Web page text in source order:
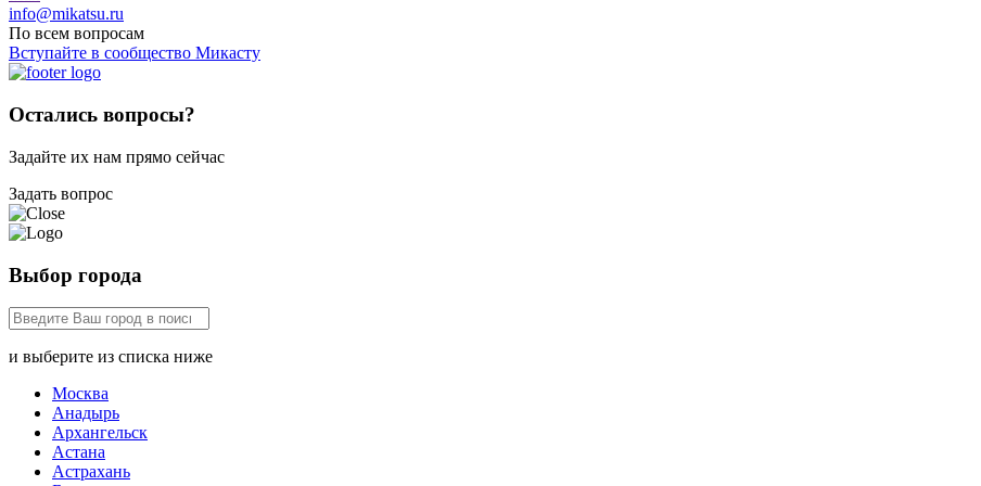
info@mikatsu.ru
По всем вопросам
Вступайте в сообщество Микасту
Остались вопросы?
Задайте их нам прямо сейчас
Задать вопрос
Выбор города
и выберите из списка ниже
Москва
Анадырь
Архангельск
Астана
Астрахань